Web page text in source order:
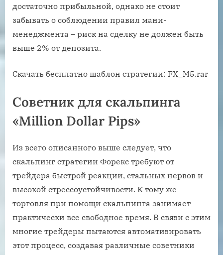
достаточно прибыльной, однако не стоит
забывать о соблюдении правил мани-
менеджмента – риск на сделку не должен быть
выше 2% от депозита.
Скачать бесплатно шаблон стратегии: FX_M5.rar
Советник для скальпинга
«Million Dollar Pips»
Из всего описанного выше следует, что
скальпинг стратегии Форекс требуют от
трейдера быстрой реакции, стальных нервов и
высокой стрессоустойчивости. К тому же
торговля при помощи скальпинга занимает
практически все свободное время. В связи с этим
многие трейдеры пытаются автоматизировать
этот процесс, создавая различные советники